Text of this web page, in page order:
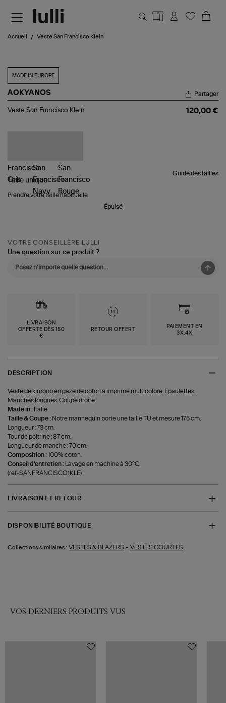
Accueil Veste San Francisco Klein
MADE IN EUROPE
AOKYANOS
Veste
Partager
Veste San Francisco Klein 120,00 €
Guide des tailles
Taille unique
Prendre votre taille habituelle.
Épuisé
VOTRE CONSEILLÈRE LULLI
Une question sur ce produit ?
LIVRAISON
OFFERTE DÈS 150
€
RETOUR OFFERT
PAIEMENT EN
3X,4X
DESCRIPTION
Veste de kimono en gaze de coton à imprimé multicolore. Epaulettes.
Manches longues. Coupe droite.
Made in : Italie.
Taille & Coupe : Notre mannequin porte une taille TU et mesure 175 cm.
Longueur : 73 cm.
Tour de poitrine : 87 cm.
Longueur de manche : 70 cm.
Composition :100% coton.
Conseil d'entretien : Lavage en machine à 30°C.
(ref-SANFRANCISCO1KLE)
LIVRAISON ET RETOUR
DISPONIBILITÉ BOUTIQUE
Collections similaires : VESTES & BLAZERS -VESTES COURTES
VOS DERNIERS PRODUITS VUS